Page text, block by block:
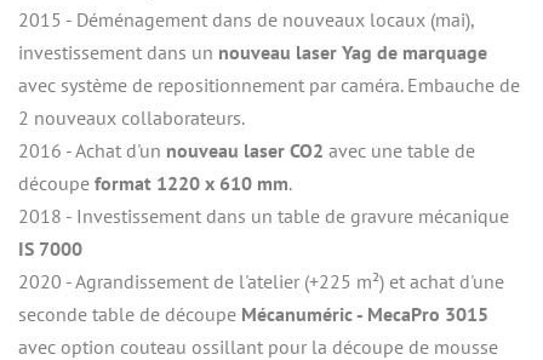
2015 - Déménagement dans de nouveaux locaux (mai),
investissement dans un nouveau laser Yag de marquage
avec système de repositionnement par caméra. Embauche de
2 nouveaux collaborateurs.
2016 - Achat d'un nouveau laser CO2 avec une table de
découpe format 1220 x 610 mm.
2018 - Investissement dans un table de gravure mécanique
IS 7000
2020 - Agrandissement de l'atelier (+225 m²) et achat d'une
seconde table de découpe Mécanuméric - MecaPro 3015
avec option couteau ossillant pour la découpe de mousse